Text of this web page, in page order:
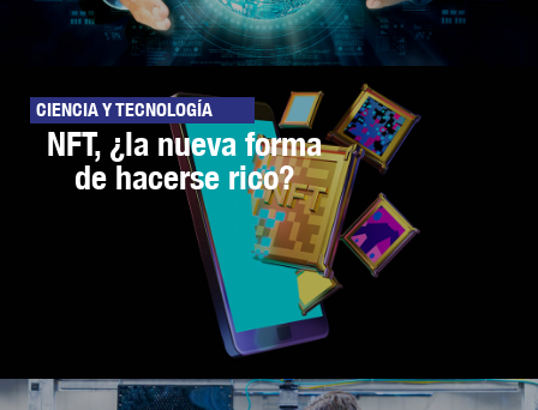
CIENCIA Y TECNOLOGÍA
NFT, ¿la nueva forma
de hacerse rico?